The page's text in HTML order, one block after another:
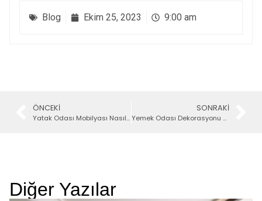
Blog Ekim 25, 2023 9:00 am
ÖNCEKI
Yatak Odası Mobilyası Nasıl Olmalı?
SONRAKI
Yemek Odası Dekorasyonu Yaparken Nelere Dikkat Edilmeli?
Diğer Yazılar